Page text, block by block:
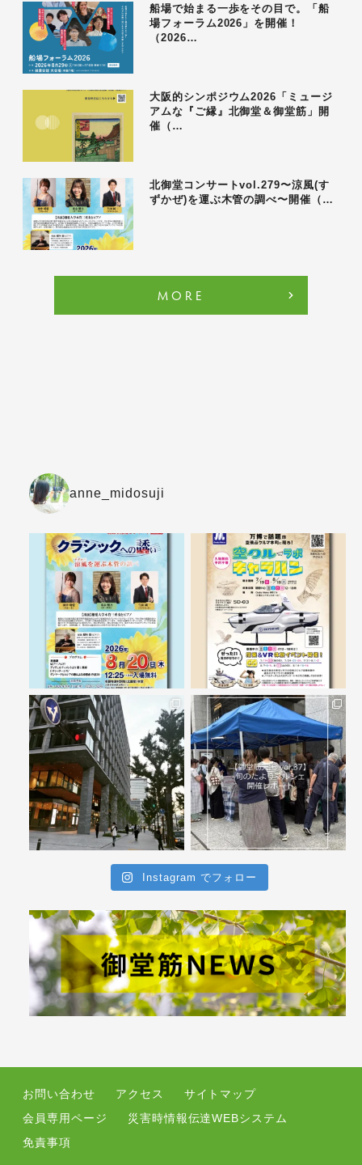
船場で始まる一歩をその目で。「船
場フォーラム2026」を開催！
（2026…
大阪的シンポジウム2026「ミュージ
アムな『ご縁』北御堂＆御堂筋」開
催（…
北御堂コンサートvol.279〜涼風(す
ずかぜ)を運ぶ木管の調べ〜開催（…
MORE
anne_midosuji
Instagram でフォロー
お問い合わせ アクセス
サイトマップ
会員専用ページ
災害時情報伝達WEBシステム
免責事項